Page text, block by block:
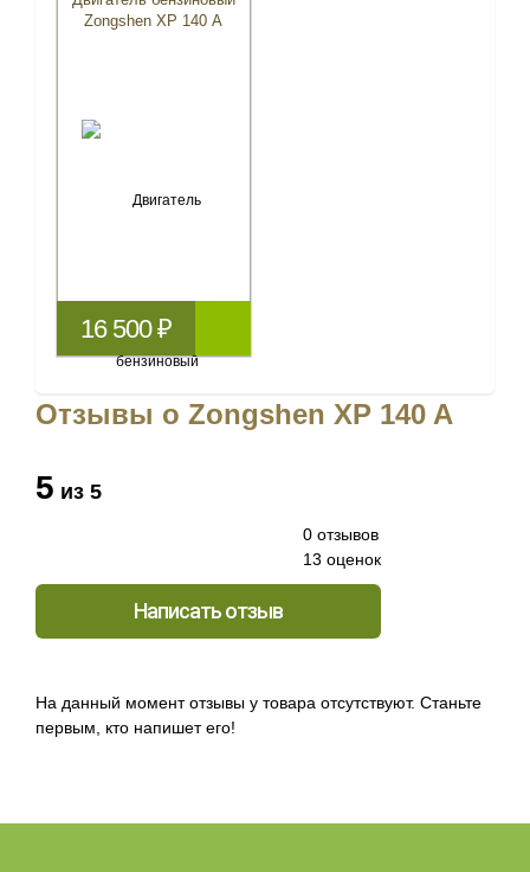
Zongshen XP 140 A
16 500 ₽
Отзывы о Zongshen XP 140 A
5 из 5
0 отзывов
13 оценок
Написать отзыв
На данный момент отзывы у товара отсутствуют. Станьте
первым, кто напишет его!